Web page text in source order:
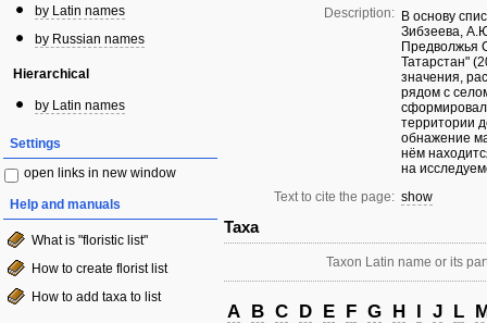
by Latin names
by Russian names
Hierarchical
by Latin names
Settings
open links in new window
Help and manuals
What is "floristic list"
How to create florist list
How to add taxa to list
Description: В основу
Зибзеева,
Предволжья
Татарстан"
значения,
рядом с
территории
обнажение
нём
на
Text to cite the page: show
Taxa
Taxon Latin name or its
A B C D E F G H I J L